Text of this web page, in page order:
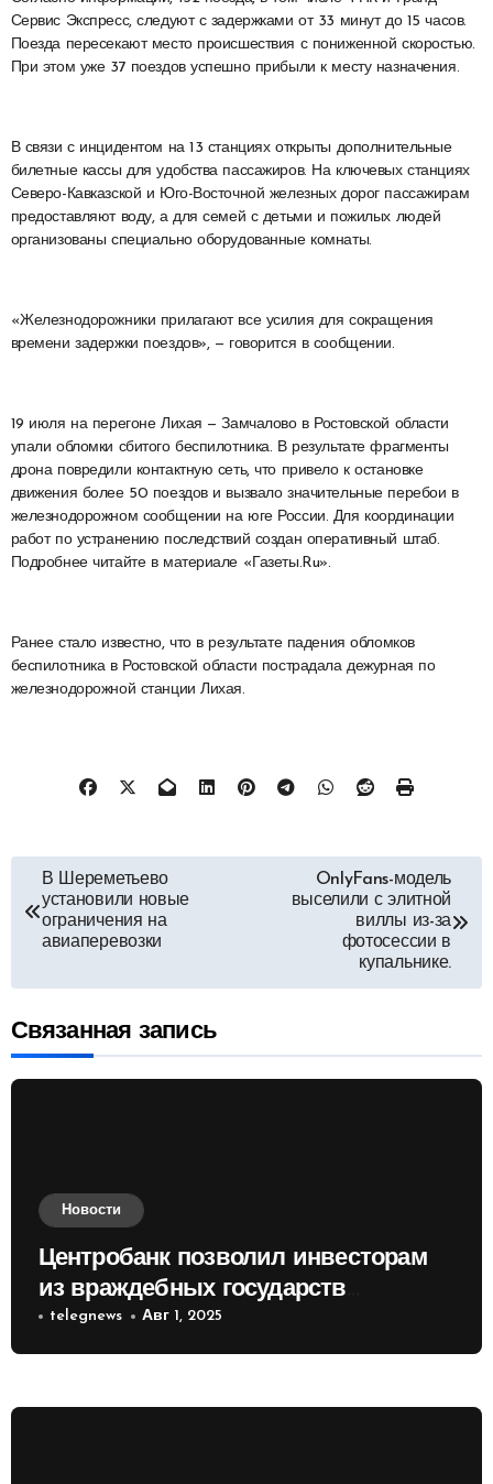
Сервис Экспресс, следуют с задержками от 33 минут до 15 часов.
Поезда пересекают место происшествия с пониженной скоростью.
При этом уже 37 поездов успешно прибыли к месту назначения.
В связи с инцидентом на 13 станциях открыты дополнительные
билетные кассы для удобства пассажиров. На ключевых станциях
Северо-Кавказской и Юго-Восточной железных дорог пассажирам
предоставляют воду, а для семей с детьми и пожилых людей
организованы специально оборудованные комнаты.
«Железнодорожники прилагают все усилия для сокращения
времени задержки поездов», — говорится в сообщении.
19 июля на перегоне Лихая — Замчалово в Ростовской области
упали обломки сбитого беспилотника. В результате фрагменты
дрона повредили контактную сеть, что привело к остановке
движения более 50 поездов и вызвало значительные перебои в
железнодорожном сообщении на юге России. Для координации
работ по устранению последствий создан оперативный штаб.
Подробнее читайте в материале «Газеты.Ru».
Ранее стало известно, что в результате падения обломков
беспилотника в Ростовской области пострадала дежурная по
железнодорожной станции Лихая.
Навигация
по
В Шереметьево
установили новые
ограничения на
авиаперевозки
OnlyFans-модель
выселили с элитной
виллы из-за
фотосессии в
купальнике.
Связанная запись
Новости
Центробанк позволил инвесторам
из враждебных государств
приобретать валюту
telegnews Авг 1, 2025